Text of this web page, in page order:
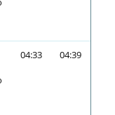
04:33 04:39